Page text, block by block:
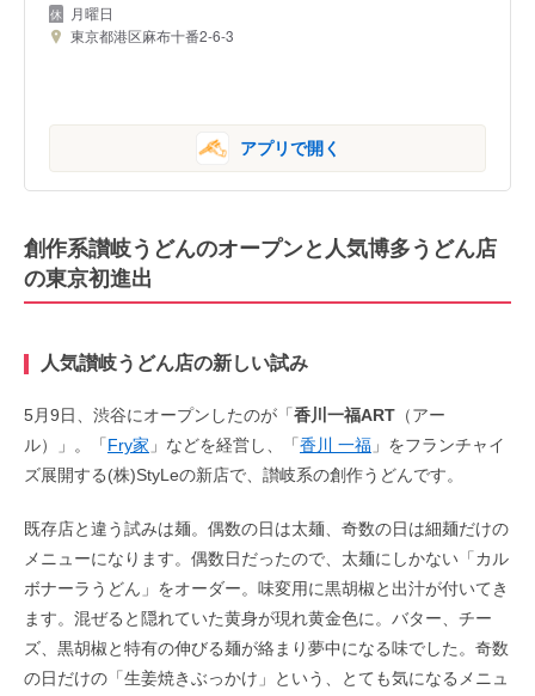
月曜日
東京都港区麻布十番2-6-3
アプリで開く
創作系讃岐うどんのオープンと人気博多うどん店
の東京初進出
人気讃岐うどん店の新しい試み
5月9日、渋谷にオープンしたのが「香川一福ART （アー
ル）」。「Fry家 」などを経営し、「香川 一福 」をフランチャイ
ズ展開する(株)StyLeの新店で、讃岐系の創作うどんです。
既存店と違う試みは麺。偶数の日は太麺、奇数の日は細麺だけの
メニューになります。偶数日だったので、太麺にしかない「カル
ボナーラうどん」をオーダー。味変用に黒胡椒と出汁が付いてき
ます。混ぜると隠れていた黄身が現れ黄金色に。バター、チー
ズ、黒胡椒と特有の伸びる麺が絡まり夢中になる味でした。奇数
の日だけの「生姜焼きぶっかけ」という、とても気になるメニュ